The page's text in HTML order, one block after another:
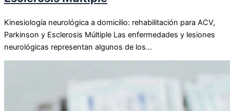
Kinesiología neurológica a domicilio: rehabilitación para ACV,
Parkinson y Esclerosis Múltiple Las enfermedades y lesiones
neurológicas representan algunos de los...